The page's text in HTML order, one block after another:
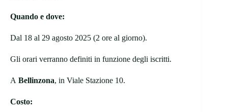
Quando e dove:
Dal 18 al 29 agosto 2025 (2 ore al giorno).
Gli orari verranno definiti in funzione degli iscritti.
A Bellinzona, in Viale Stazione 10.
Costo: